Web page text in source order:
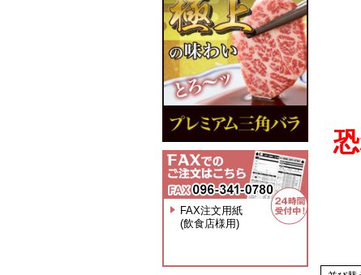
FAX注文用紙
(飲食店様用)